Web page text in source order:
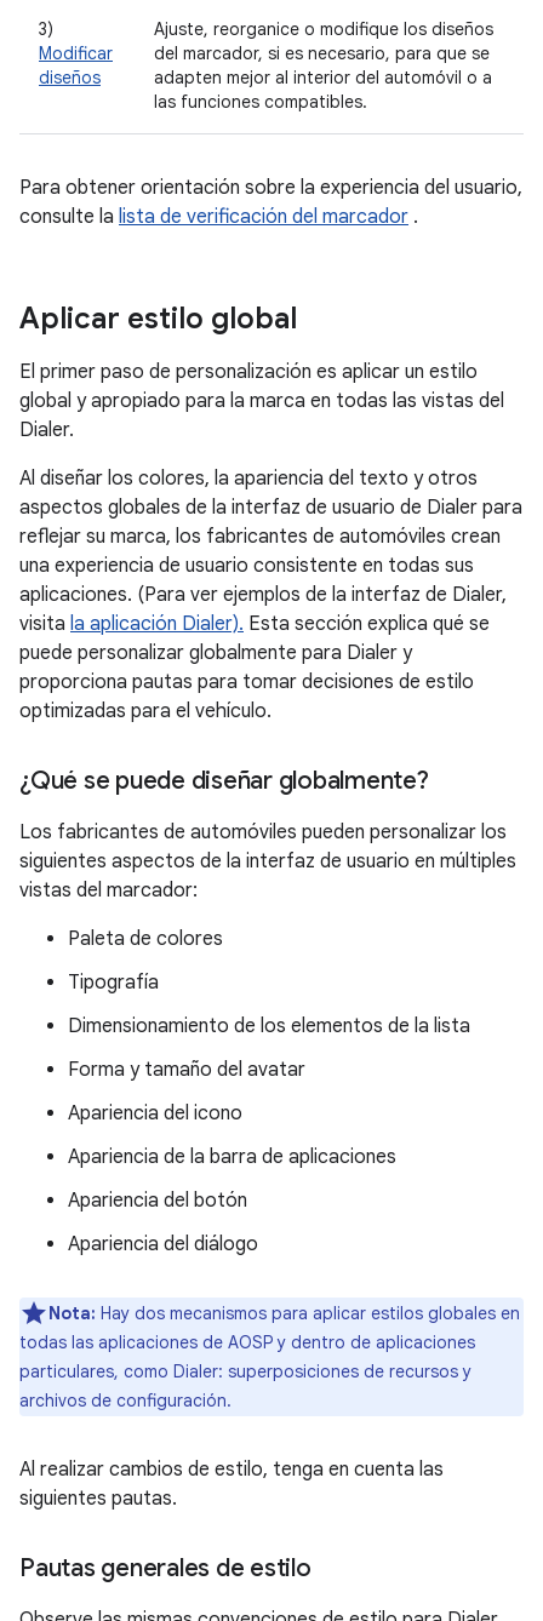
3)
Modificar
diseños
Ajuste, reorganice o modifique los diseños
del marcador, si es necesario, para que se
adapten mejor al interior del automóvil o a
las funciones compatibles.
Para obtener orientación sobre la experiencia del usuario,
consulte la lista de verificación del marcador .
Aplicar estilo global
El primer paso de personalización es aplicar un estilo
global y apropiado para la marca en todas las vistas del
Dialer.
Al diseñar los colores, la apariencia del texto y otros
aspectos globales de la interfaz de usuario de Dialer para
reflejar su marca, los fabricantes de automóviles crean
una experiencia de usuario consistente en todas sus
aplicaciones. (Para ver ejemplos de la interfaz de Dialer,
visita la aplicación Dialer). Esta sección explica qué se
puede personalizar globalmente para Dialer y
proporciona pautas para tomar decisiones de estilo
optimizadas para el vehículo.
¿Qué se puede diseñar globalmente?
Los fabricantes de automóviles pueden personalizar los
siguientes aspectos de la interfaz de usuario en múltiples
vistas del marcador:
Paleta de colores
Tipografía
Dimensionamiento de los elementos de la lista
Forma y tamaño del avatar
Apariencia del icono
Apariencia de la barra de aplicaciones
Apariencia del botón
Apariencia del diálogo
Nota: Hay dos mecanismos para aplicar estilos globales en
todas las aplicaciones de AOSP y dentro de aplicaciones
particulares, como Dialer: superposiciones de recursos y
archivos de configuración.
Al realizar cambios de estilo, tenga en cuenta las
siguientes pautas.
Pautas generales de estilo